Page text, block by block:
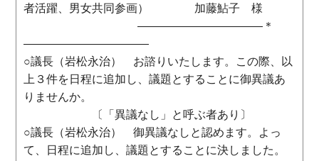
者活躍、男女共同参画） 加藤鮎子 様
―――――――――――＊
―――――――――――
○議長（岩松永治） お諮りいたします。この際、以
上３件を日程に追加し、議題とすることに御異議あ
りませんか。
〔「異議なし」と呼ぶ者あり〕
○議長（岩松永治） 御異議なしと認めます。よっ
て、日程に追加し、議題とすることに決しました。